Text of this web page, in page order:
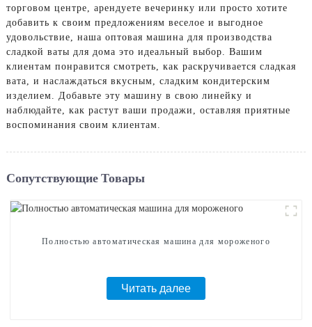
торговом центре, арендуете вечеринку или просто хотите
добавить к своим предложениям веселое и выгодное
удовольствие, наша оптовая машина для производства
сладкой ваты для дома это идеальный выбор. Вашим
клиентам понравится смотреть, как раскручивается сладкая
вата, и наслаждаться вкусным, сладким кондитерским
изделием. Добавьте эту машину в свою линейку и
наблюдайте, как растут ваши продажи, оставляя приятные
воспоминания своим клиентам.
Сопутствующие Товары
Полностью автоматическая машина для мороженого
Читать далее